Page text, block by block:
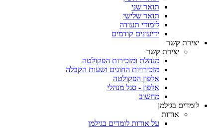
תואר שני
תואר שלישי
לימודי תעודה
ידיעונים קודמים
יצירת קשר
יצירת קשר
מנהלת ומזכירות הפקולטה
מזכירויות החוגים ושעות הקבלה
אלפון הפקולטה
אלפון - סגל מנהלי
מחשוב
לומדים בגילמן
אודות
על אודות לומדים בגילמן